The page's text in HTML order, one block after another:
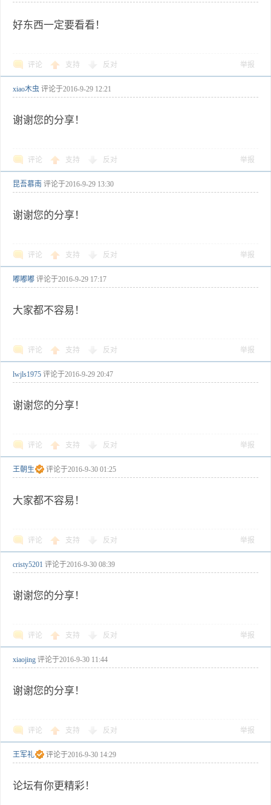
好东西一定要看看！
评论 支持 反对 举报
xiao木虫 评论于2016-9-29 12:21
谢谢您的分享！
评论 支持 反对 举报
昆吾慕南 评论于2016-9-29 13:30
谢谢您的分享！
评论 支持 反对 举报
嘟嘟嘟 评论于2016-9-29 17:17
大家都不容易！
评论 支持 反对 举报
lwjls1975 评论于2016-9-29 20:47
谢谢您的分享！
评论 支持 反对 举报
王朝生 评论于2016-9-30 01:25
大家都不容易！
评论 支持 反对 举报
cristy5201 评论于2016-9-30 08:39
谢谢您的分享！
评论 支持 反对 举报
xiaojing 评论于2016-9-30 11:44
谢谢您的分享！
评论 支持 反对 举报
王军礼 评论于2016-9-30 14:29
论坛有你更精彩！